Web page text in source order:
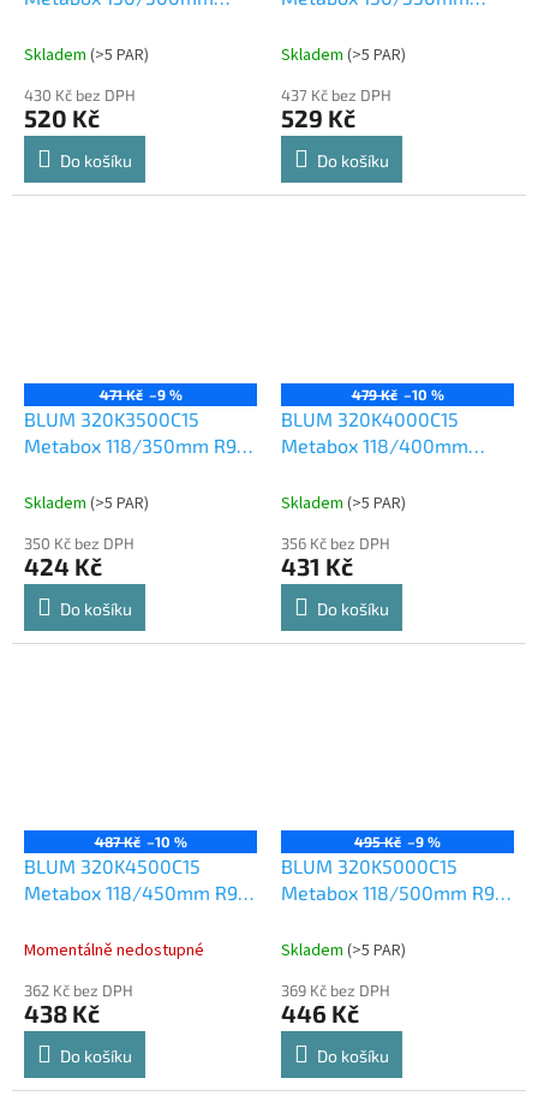
Skladem (>5 PAR)
430 Kč bez DPH
520 Kč
Do košíku
Skladem (>5 PAR)
437 Kč bez DPH
529 Kč
Do košíku
471 Kč –9 %
BLUM 320K3500C15
Metabox 118/350mm R901
Skladem (>5 PAR)
350 Kč bez DPH
424 Kč
Do košíku
479 Kč –10 %
BLUM 320K4000C15
Metabox 118/400mm
Skladem (>5 PAR)
356 Kč bez DPH
431 Kč
Do košíku
487 Kč –10 %
BLUM 320K4500C15
Metabox 118/450mm R901
Momentálně nedostupné
362 Kč bez DPH
438 Kč
Do košíku
495 Kč –9 %
BLUM 320K5000C15
Metabox 118/500mm R901
Skladem (>5 PAR)
369 Kč bez DPH
446 Kč
Do košíku